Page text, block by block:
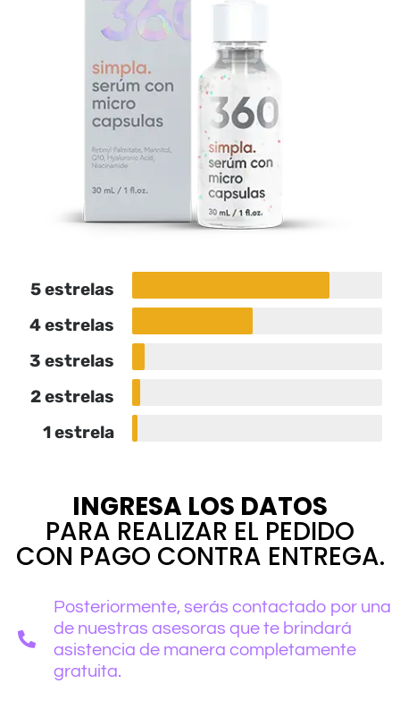
5 estrelas
4 estrelas
3 estrelas
2 estrelas
1 estrela
INGRESA LOS DATOS
PARA REALIZAR EL PEDIDO
CON PAGO CONTRA ENTREGA.
Posteriormente, serás contactado por una
de nuestras asesoras que te brindará
asistencia de manera completamente
gratuita.